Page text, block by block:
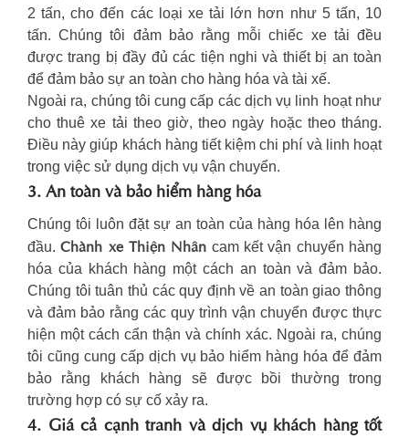
2 tấn, cho đến các loại xe tải lớn hơn như 5 tấn, 10
tấn. Chúng tôi đảm bảo rằng mỗi chiếc xe tải đều
được trang bị đầy đủ các tiện nghi và thiết bị an toàn
để đảm bảo sự an toàn cho hàng hóa và tài xế.
Ngoài ra, chúng tôi cung cấp các dịch vụ linh hoạt như
cho thuê xe tải theo giờ, theo ngày hoặc theo tháng.
Điều này giúp khách hàng tiết kiệm chi phí và linh hoạt
trong việc sử dụng dịch vụ vận chuyển.
3. An toàn và bảo hiểm hàng hóa
Chúng tôi luôn đặt sự an toàn của hàng hóa lên hàng
đầu.Chành xe Thiện Nhân cam kết vận chuyển hàng
hóa của khách hàng một cách an toàn và đảm bảo.
Chúng tôi tuân thủ các quy định về an toàn giao thông
và đảm bảo rằng các quy trình vận chuyển được thực
hiện một cách cẩn thận và chính xác. Ngoài ra, chúng
tôi cũng cung cấp dịch vụ bảo hiểm hàng hóa để đảm
bảo rằng khách hàng sẽ được bồi thường trong
trường hợp có sự cố xảy ra.
4. Giá cả cạnh tranh và dịch vụ khách hàng tốt